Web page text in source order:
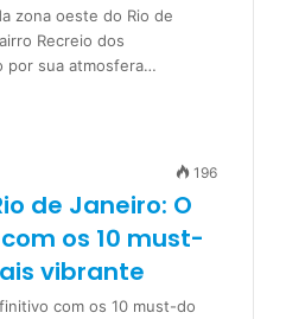
zona oeste do Rio de
Recreio dos
por sua atmosfera…
196
de Janeiro: O
os 10 must-
vibrante
com os 10 must-do